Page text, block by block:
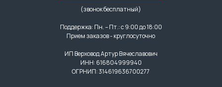
(звонок бесплатный)
Поддержка: Пн. – Пт.: с 9:00 до 18:00
Прием заказов - круглосуточно
ИП Верховод Артур Вячеславович
ИНН: 616804999940
ОГРНИП: 314619636700277